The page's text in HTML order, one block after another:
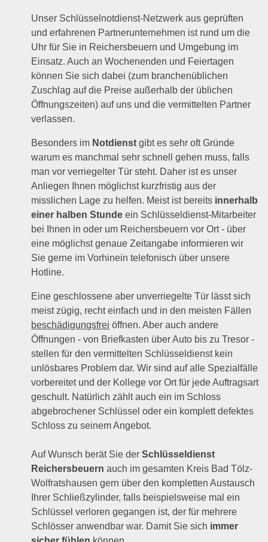
Unser Schlüsselnotdienst-Netzwerk aus geprüften
und erfahrenen Partnerunternehmen ist rund um die
Uhr für Sie in Reichersbeuern und Umgebung im
Einsatz. Auch an Wochenenden und Feiertagen
können Sie sich dabei (zum branchenüblichen
Zuschlag auf die Preise außerhalb der üblichen
Öffnungszeiten) auf uns und die vermittelten Partner
verlassen.
Besonders im Notdienst gibt es sehr oft Gründe
warum es manchmal sehr schnell gehen muss, falls
man vor verriegelter Tür steht. Daher ist es unser
Anliegen Ihnen möglichst kurzfristig aus der
misslichen Lage zu helfen. Meist ist bereits innerhalb
einer halben Stunde ein Schlüsseldienst-Mitarbeiter
bei Ihnen in oder um Reichersbeuern vor Ort - über
eine möglichst genaue Zeitangabe informieren wir
Sie gerne im Vorhinein telefonisch über unsere
Hotline.
Eine geschlossene aber unverriegelte Tür lässt sich
meist zügig, recht einfach und in den meisten Fällen
beschädigungsfrei öffnen. Aber auch andere
Öffnungen - von Briefkasten über Auto bis zu Tresor -
stellen für den vermittelten Schlüsseldienst kein
unlösbares Problem dar. Wir sind auf alle Spezialfälle
vorbereitet und der Kollege vor Ort für jede Auftragsart
geschult. Natürlich zählt auch ein im Schloss
abgebrochener Schlüssel oder ein komplett defektes
Schloss zu seinem Angebot.
Auf Wunsch berät Sie derSchlüsseldienst
Reichersbeuern auch im gesamten Kreis Bad Tölz-
Wolfratshausen gern über den kompletten Austausch
Ihrer Schließzylinder, falls beispielsweise mal ein
Schlüssel verloren gegangen ist, der für mehrere
Schlösser anwendbar war. Damit Sie sich immer